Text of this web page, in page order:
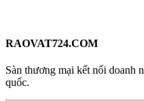
RAOVAT724.COM
Sàn thương mại kết nối doanh
quốc.